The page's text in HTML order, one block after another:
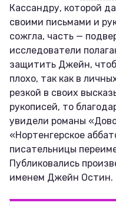
Кассандру, которой
своими письмами и
сожгла, часть —
исследователи
защитить Джейн,
плохо, так как в
резкой в своих
рукописей, то
увидели романы
«Нортенгерское
писательницы
Публиковались
именем Джейн Остин.